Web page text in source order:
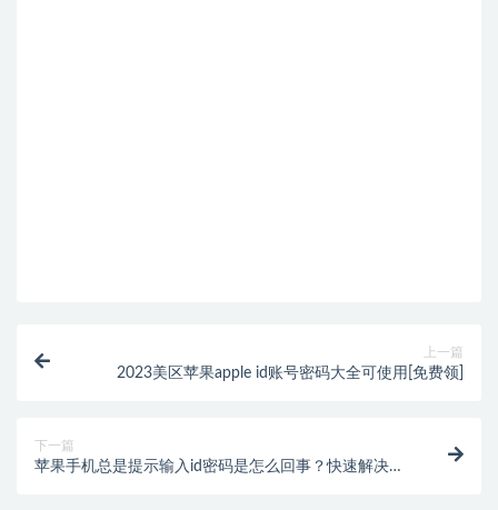
上一篇
2023美区苹果apple id账号密码大全可使用[免费领]
下一篇
苹果手机总是提示输入id密码是怎么回事？快速解决方